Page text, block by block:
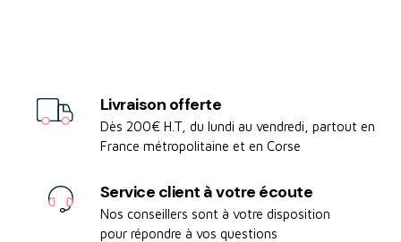
Livraison offerte
Dès 200€ H.T, du lundi au vendredi, partout en
France métropolitaine et en Corse
Service client à votre écoute
Nos conseillers sont à votre disposition
pour répondre à vos questions